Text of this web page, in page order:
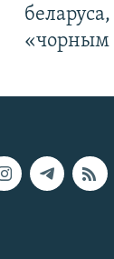
«чорным